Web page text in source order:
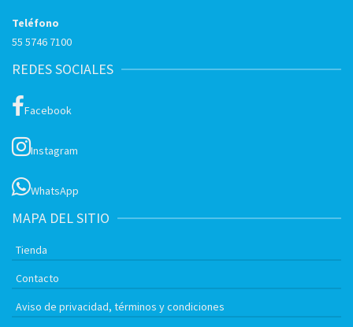
Teléfono
55 5746 7100
REDES SOCIALES
Facebook
Instagram
WhatsApp
MAPA DEL SITIO
Tienda
Contacto
Aviso de privacidad, términos y condiciones